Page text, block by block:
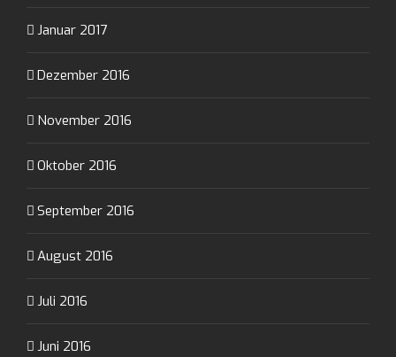
Januar 2017
Dezember 2016
November 2016
Oktober 2016
September 2016
August 2016
Juli 2016
Juni 2016